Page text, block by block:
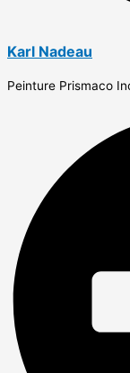
Karl Nadeau
Peinture Prismaco